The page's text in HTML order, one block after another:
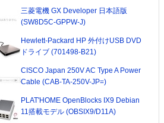
三菱電機 GX Developer 日本語版
(SW8D5C-GPPW-J)
Hewlett-Packard HP 外付けUSB DVD
ドライブ (701498-B21)
CISCO Japan 250V AC Type A Power
Cable (CAB-TA-250V-JP=)
PLAT'HOME OpenBlocks IX9 Debian
11搭載モデル (OBSIX9/D11A)